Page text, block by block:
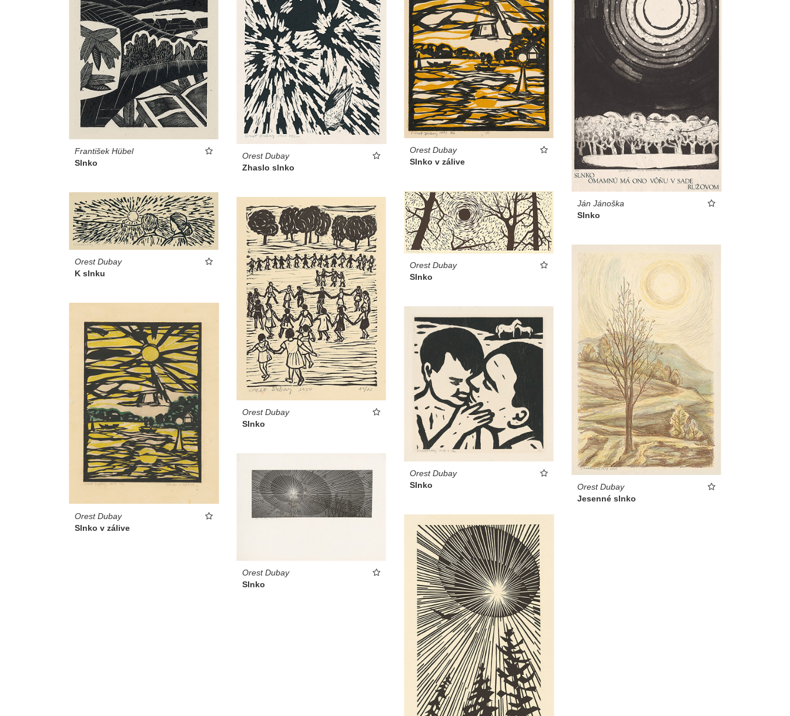
František Hübel
Slnko
Orest Dubay
Zhaslo slnko
Orest Dubay
Slnko v zálive
Ján Jánoška
Slnko
Orest Dubay
Slnko
Orest Dubay
K slnku
Orest Dubay
Slnko
Orest Dubay
Jesenné slnko
Orest Dubay
Slnko v zálive
Orest Dubay
Slnko
Orest Dubay
Slnko